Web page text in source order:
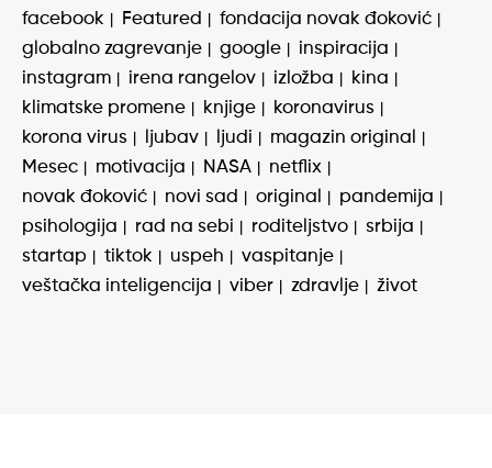
facebook
Featured
fondacija novak đoković
globalno zagrevanje
google
inspiracija
instagram
irena rangelov izložba
kina
klimatske promene
knjige
koronavirus
korona virus
ljubav ljudi
magazin original
Mesec
motivacija NASA
netflix
novak đoković
novi sad original
pandemija
psihologija
rad na sebi roditeljstvo
srbija
startap
tiktok uspeh
vaspitanje
veštačka inteligencija
viber zdravlje život